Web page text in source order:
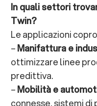
In quali settori
Twin?
Le applicazioni
–Manifattura e
ottimizzare linee
predittiva.
–Mobilità e
connesse, sistemi di